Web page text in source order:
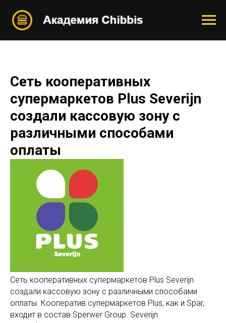
Сеть кооперативных
супермаркетов Plus Severijn
создали кассовую зону с
различными способами
оплаты
Сеть кооперативных супермаркетов Plus Severijn
создали кассовую зону с различными способами
оплаты. Кооператив супермаркетов Plus, как и Spar,
входит в состав Sperwer Group. Severijn